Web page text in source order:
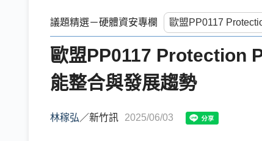
議題精選－硬體資安專欄
歐盟PP0117 Protection
能整合與發展趨勢
林稼弘 ／新竹訊 2025/06/03